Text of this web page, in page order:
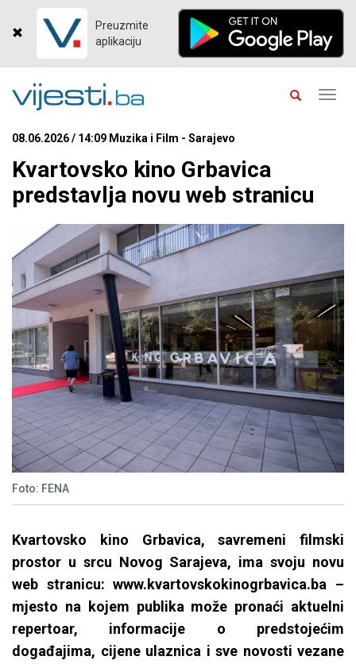
Preuzmite
aplikaciju
08.06.2026 / 14:09 Muzika i Film - Sarajevo
Kvartovsko kino Grbavica
predstavlja novu web stranicu
Foto: FENA
Kvartovsko kino Grbavica, savremeni filmski
prostor u srcu Novog Sarajeva, ima svoju novu
web stranicu: www.kvartovskokinogrbavica.ba –
mjesto na kojem publika može pronaći aktuelni
repertoar, informacije o predstojećim
događajima, cijene ulaznica i sve novosti vezane